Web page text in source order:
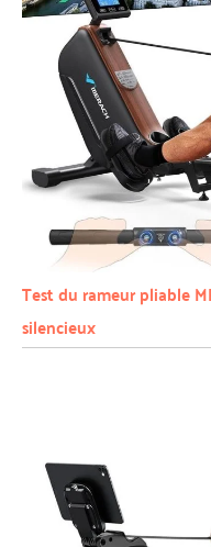
Test du rameur pliable
silencieux